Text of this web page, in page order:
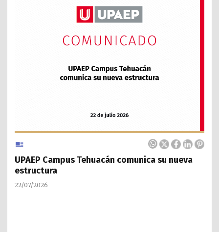
UPAEP Campus Tehuacán comunica su nueva
estructura
22/07/2026